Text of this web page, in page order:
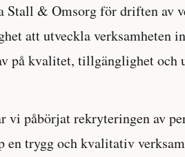
Stall & Omsorg för driften av
att utveckla verksamheten
på kvalitet, tillgänglighet och
vi påbörjat rekryteringen av
en trygg och kvalitativ